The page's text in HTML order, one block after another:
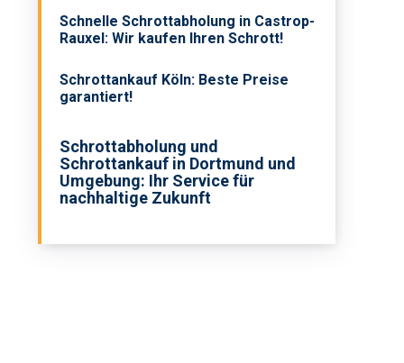
Schnelle Schrottabholung in Castrop-
Rauxel: Wir kaufen Ihren Schrott!
Schrottankauf Köln: Beste Preise
garantiert!
Schrottabholung und
Schrottankauf in Dortmund und
Umgebung: Ihr Service für
nachhaltige Zukunft